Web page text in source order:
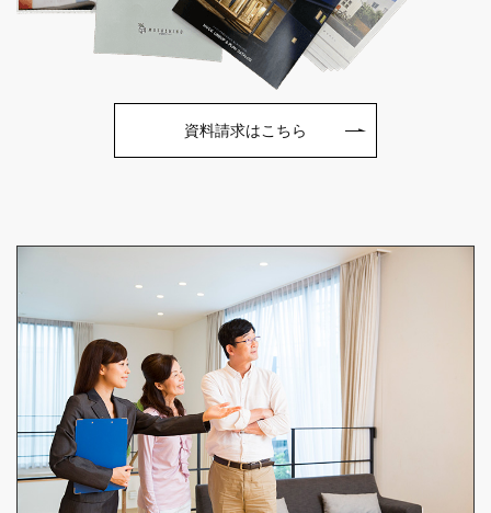
資料請求はこちら